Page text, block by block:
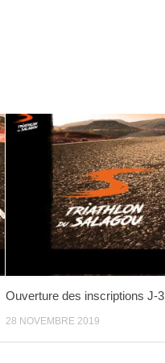
Ouverture des inscriptions J-3
28 NOVEMBRE 2019